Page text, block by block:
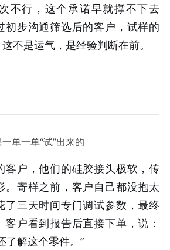
不行，这个承诺早就撑不下去
初步沟通筛选后的客户，试样的
不是运气，是经验判断在前。
单一单“试”出来的
客户，他们的硅胶接头极软，传
。寄样之前，客户自己都没抱太
了三天时间专门调试参数，最终
客户看到报告后直接下单，说：
了解这个零件。”